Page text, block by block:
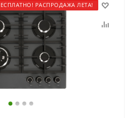
РАСПРОДАЖА ЛЕТА!